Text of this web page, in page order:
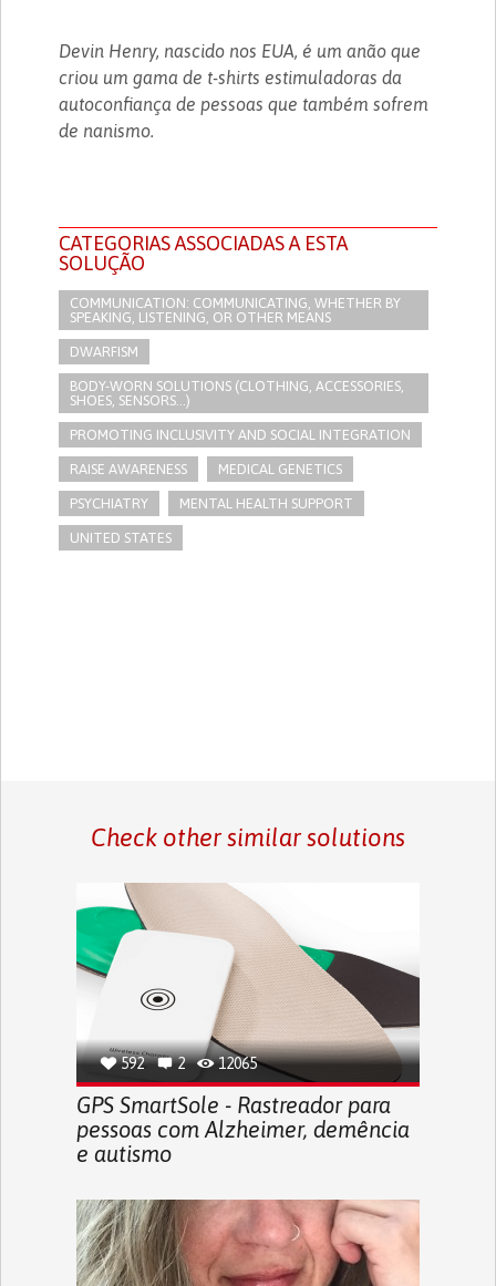
Devin Henry, nascido nos EUA, é um anão que
criou um gama de t-shirts estimuladoras da
autoconfiança de pessoas que também sofrem
de nanismo.
CATEGORIAS ASSOCIADAS A ESTA
SOLUÇÃO
COMMUNICATION: COMMUNICATING, WHETHER BY
SPEAKING, LISTENING, OR OTHER MEANS
DWARFISM
BODY-WORN SOLUTIONS (CLOTHING, ACCESSORIES,
SHOES, SENSORS...)
PROMOTING INCLUSIVITY AND SOCIAL INTEGRATION
RAISE AWARENESS MEDICAL GENETICS
PSYCHIATRY MENTAL HEALTH SUPPORT
UNITED STATES
Check other similar solutions
592 2 12065
GPS SmartSole - Rastreador para
pessoas com Alzheimer, demência
e autismo